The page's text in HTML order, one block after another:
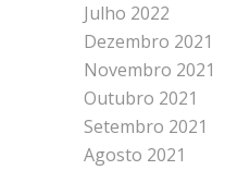
Julho 2022
Dezembro 2021
Novembro 2021
Outubro 2021
Setembro 2021
Agosto 2021